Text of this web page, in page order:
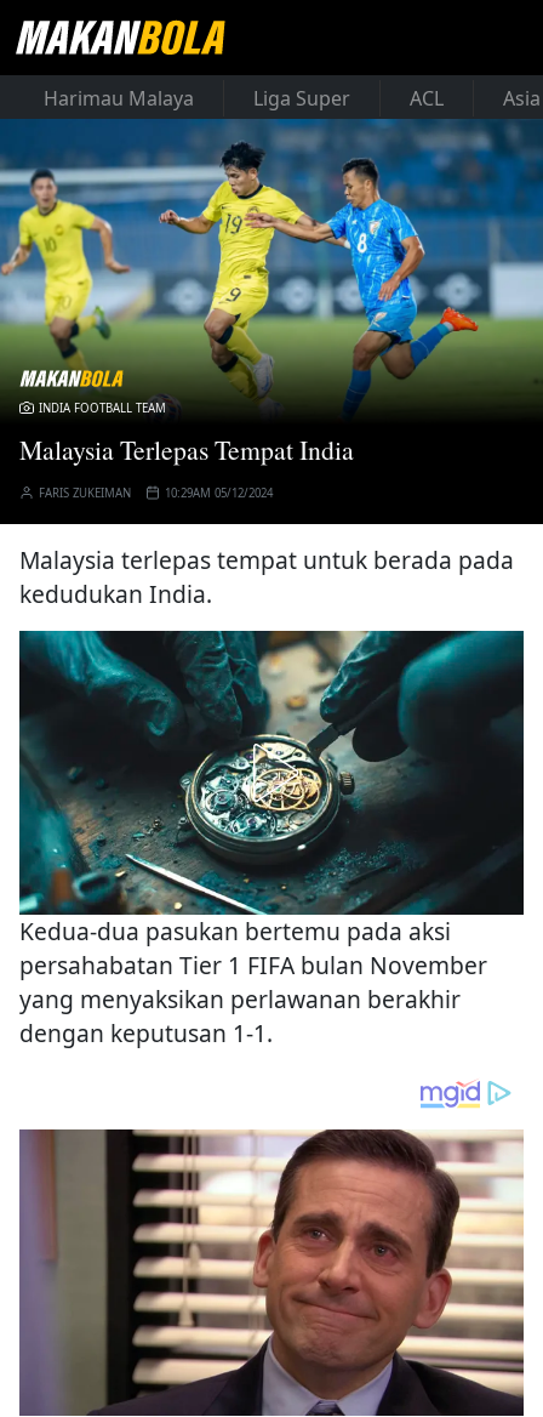
Harimau Malaya Liga Super ACL
INDIA FOOTBALL TEAM
Malaysia Terlepas Tempat India
FARIS ZUKEIMAN 10:29AM 05/12/2024
Malaysia terlepas tempat untuk berada pada
kedudukan India.
Kedua-dua pasukan bertemu pada aksi
persahabatan Tier 1 FIFA bulan November
yang menyaksikan perlawanan berakhir
dengan keputusan 1-1.